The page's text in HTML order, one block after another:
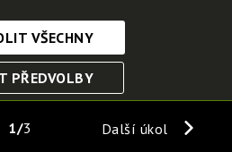
Další úkol
1 3
nezbytné, abyste se mohli
by webové stránky
VŠECHNY
PŘEDVOLBY